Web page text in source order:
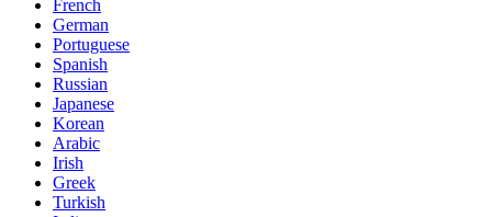
French
German
Portuguese
Spanish
Russian
Japanese
Korean
Arabic
Irish
Greek
Turkish